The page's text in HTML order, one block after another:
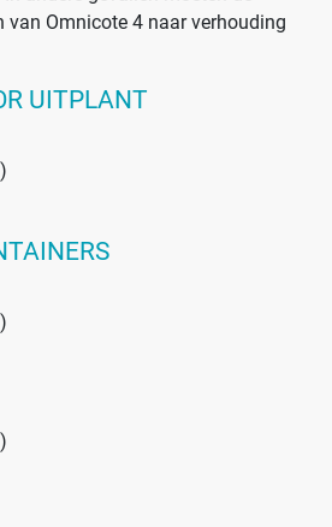
van Omnicote 4 naar verhouding
UITPLANT